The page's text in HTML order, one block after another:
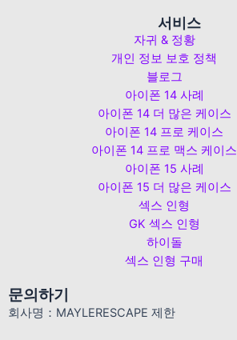
서비스
자귀 & 정황
개인 정보 보호 정책
블로그
아이폰 14 사례
아이폰 14 더 많은 케이스
아이폰 14 프로 케이스
아이폰 14 프로 맥스 케이스
아이폰 15 사례
아이폰 15 더 많은 케이스
섹스 인형
GK 섹스 인형
하이돌
섹스 인형 구매
문의하기
회사명：MAYLERESCAPE 제한